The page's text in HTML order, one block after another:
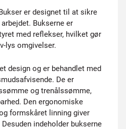
er designet til at sikre
Bukserne er
med reflekser, hvilket gør
lys omgivelser.
design og er behandlet med
De er
og trenålssømme,
Den ergonomiske
formskåret linning giver
indeholder bukserne